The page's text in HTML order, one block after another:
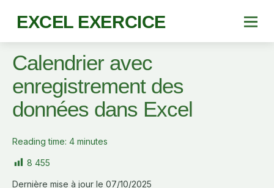
EXCEL EXERCICE
Calendrier avec
enregistrement des
données dans Excel
Reading time: 4 minutes
8 455
Dernière mise à jour le 07/10/2025